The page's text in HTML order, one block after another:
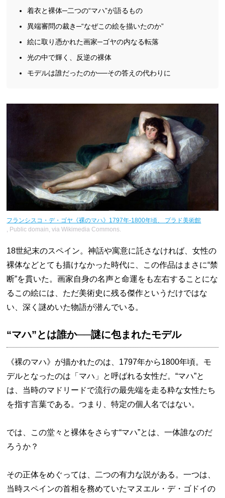
着衣と裸体─二つの“マハ”が語るもの
異端審問の裁き─“なぜこの絵を描いたのか”
絵に取り憑かれた画家─ゴヤの内なる転落
光の中で輝く、反逆の裸体
モデルは誰だったのか──その答えの代わりに
フランシスコ・デ・ゴヤ《裸のマハ》1797年-1800年頃、 プラド美術館
, Public domain, via Wikimedia Commons.
18世紀末のスペイン。神話や寓意に託さなければ、女性の
裸体などとても描けなかった時代に、この作品はまさに“禁
断”を貫いた。画家自身の名声と命運をも左右することにな
るこの絵には、ただ美術史に残る傑作というだけではな
い、深く謎めいた物語が潜んでいる。
“マハ”とは誰か──謎に包まれたモデル
《裸のマハ》が描かれたのは、1797年から1800年頃。モ
デルとなったのは「マハ」と呼ばれる女性だ。“マハ”と
は、当時のマドリードで流行の最先端を走る粋な女性たち
を指す言葉である。つまり、特定の個人名ではない。
では、この堂々と裸体をさらす“マハ”とは、一体誰なのだ
ろうか？
その正体をめぐっては、二つの有力な説がある。一つは、
当時スペインの首相を務めていたマヌエル・デ・ゴドイの